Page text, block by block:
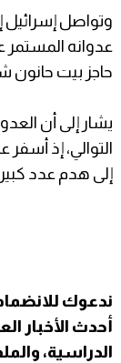
وتواصل
عدوانه المستمر
حاجز بيت حانون
يشار إلى أن
إلى هدم عدد
ندعوك للانضمام
أحدث الأخبار
الدراسية،